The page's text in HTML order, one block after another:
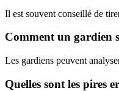
Il est souvent conseillé de
Comment un gardien
Les gardiens peuvent
Quelles sont les pires